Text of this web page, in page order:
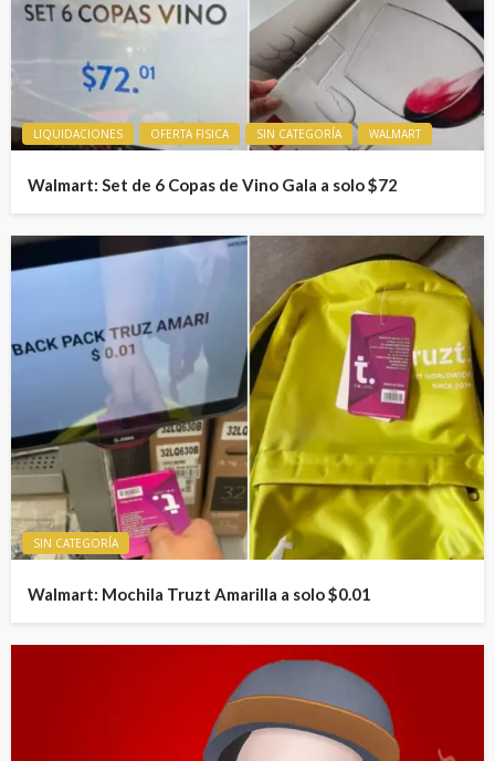
LIQUIDACIONES OFERTA FISICA SIN CATEGORÍA WALMART
Walmart: Set de 6 Copas de Vino Gala a solo $72
SIN CATEGORÍA
Walmart: Mochila Truzt Amarilla a solo $0.01